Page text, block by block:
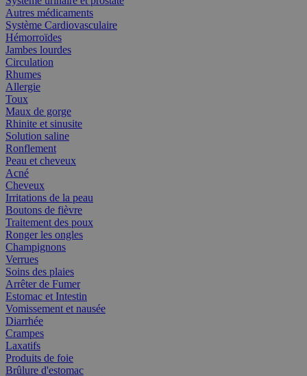
Autres médicaments
Système Cardiovasculaire
Hémorroïdes
Jambes lourdes
Circulation
Rhumes
Allergie
Toux
Maux de gorge
Rhinite et sinusite
Solution saline
Ronflement
Peau et cheveux
Acné
Cheveux
Irritations de la peau
Boutons de fièvre
Traitement des poux
Ronger les ongles
Champignons
Verrues
Soins des plaies
Arrêter de Fumer
Estomac et Intestin
Vomissement et nausée
Diarrhée
Crampes
Laxatifs
Produits de foie
Brûlure d'estomac